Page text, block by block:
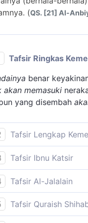
(QS. [21] Al-
Tafsir Ringkas
benar
akan memasuki
yang disembah
Tafsir Lengkap
ini menerangkan
Allah
jika ia tuhan
yang akan
itu baik
neraka.
Tafsir Ibnu Katsir
Allah Swt.:
berhala-berhala
Tafsir Al-Jalalain
mereka itu)
tidak masuk
Tafsir Quraish